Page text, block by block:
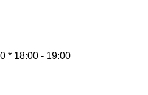
* 18:00 - 19:00